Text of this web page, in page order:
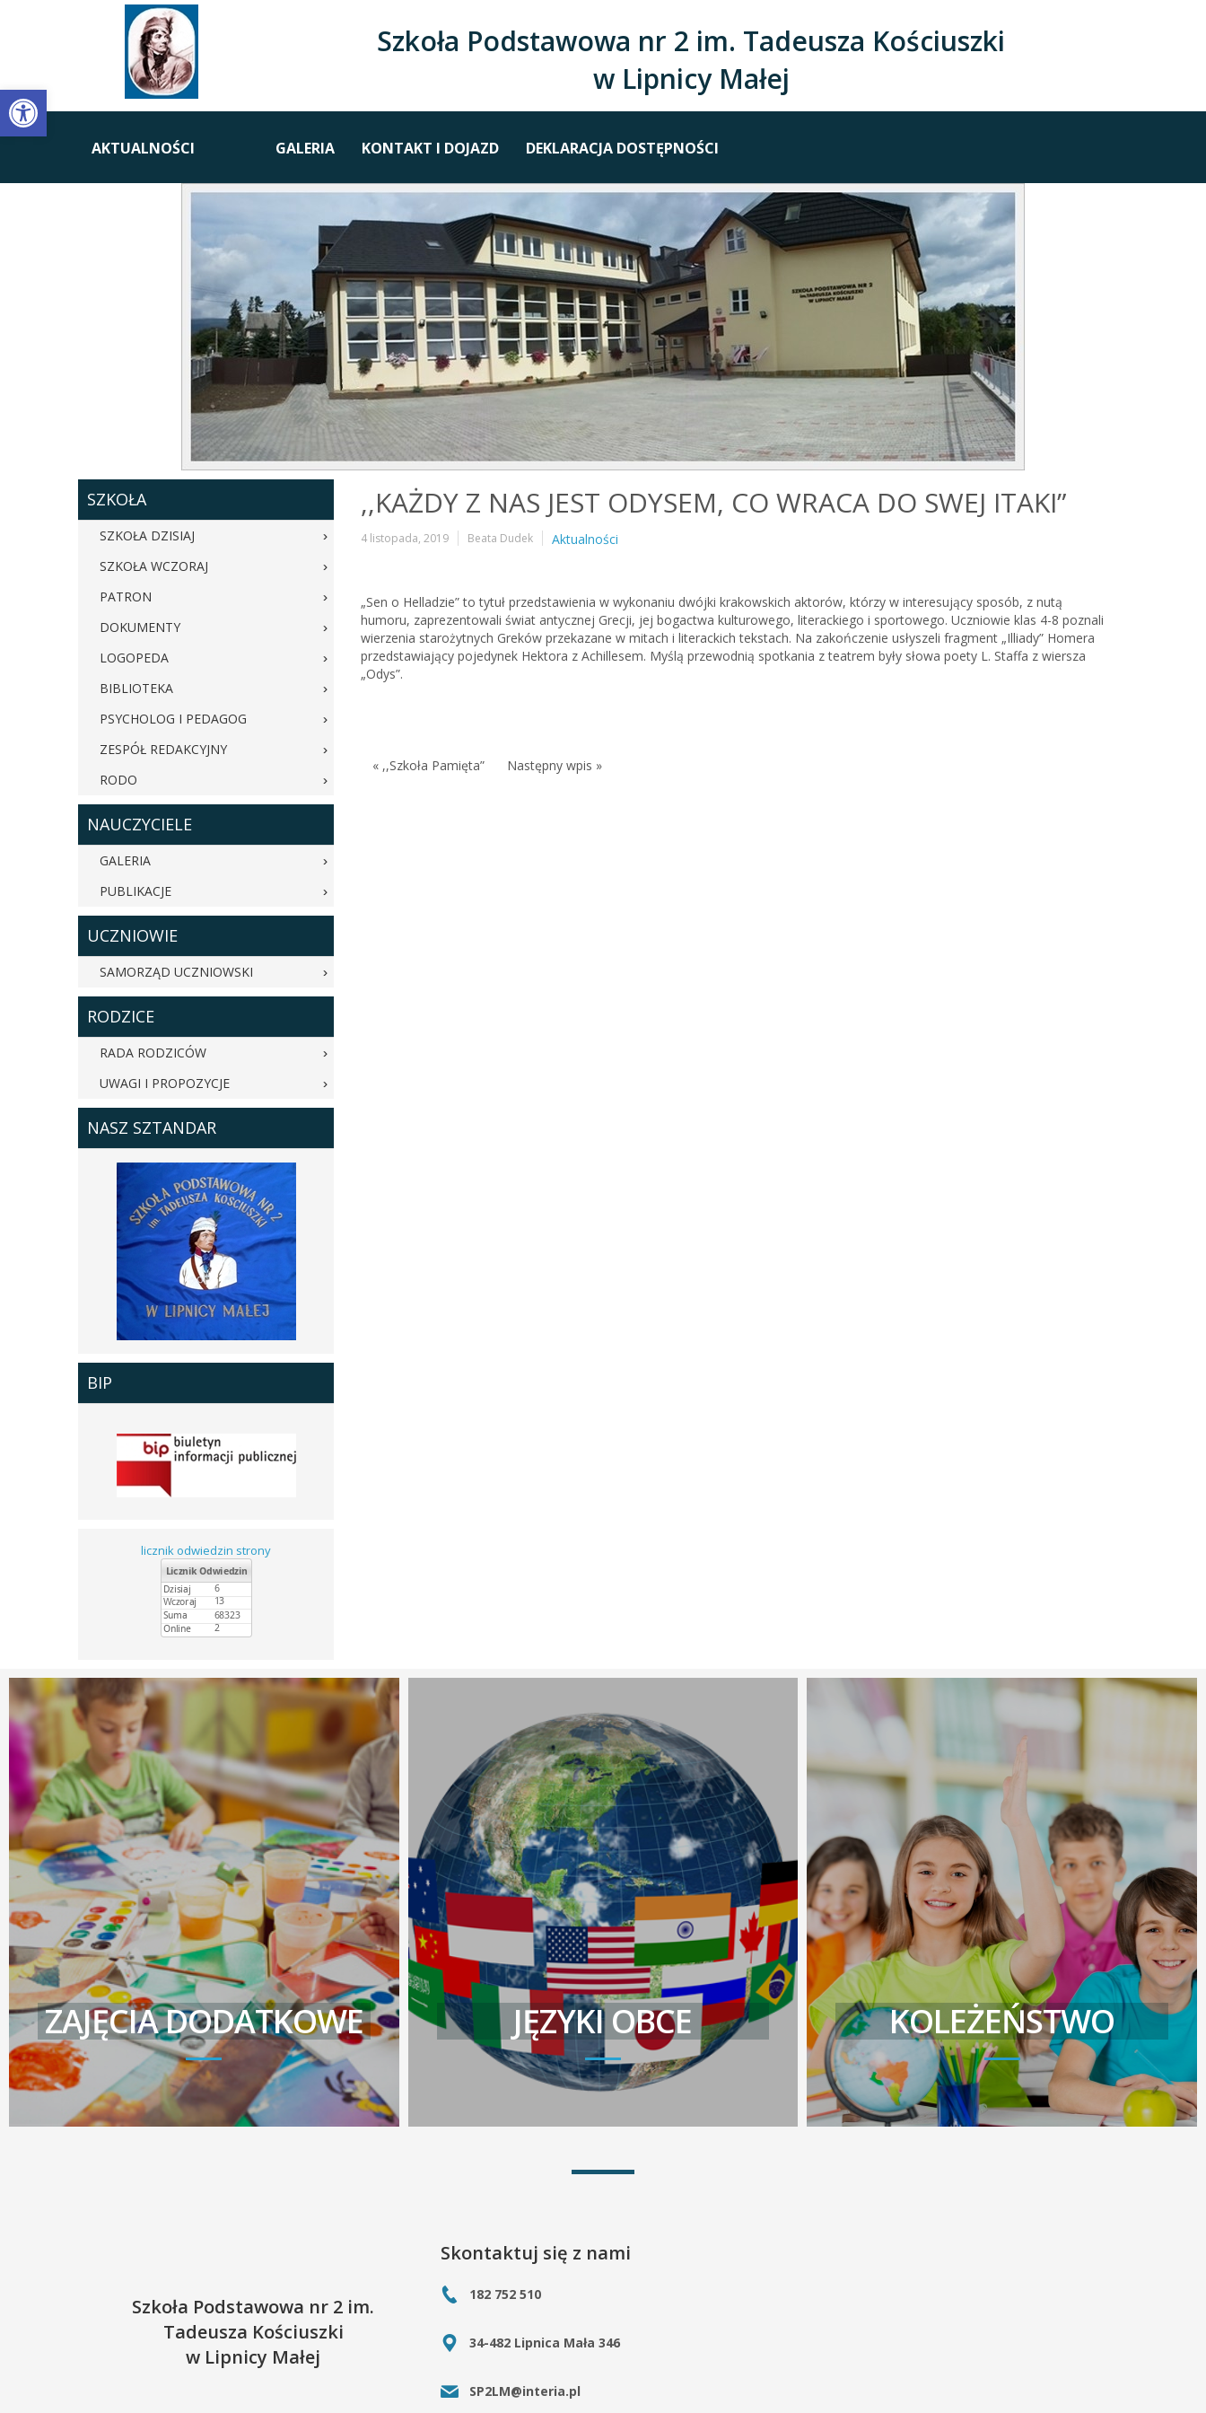
Open toolbar
Szkoła Podstawowa nr 2 im. Tadeusza Kościuszki
w Lipnicy Małej
AKTUALNOŚCI GALERIA KONTAKT I DOJAZD DEKLARACJA DOSTĘPNOŚCI
SZKOŁA
SZKOŁA DZISIAJ
SZKOŁA WCZORAJ
PATRON
DOKUMENTY
LOGOPEDA
BIBLIOTEKA
PSYCHOLOG I PEDAGOG
ZESPÓŁ REDAKCYJNY
RODO
NAUCZYCIELE
GALERIA
PUBLIKACJE
UCZNIOWIE
SAMORZĄD UCZNIOWSKI
RODZICE
RADA RODZICÓW
UWAGI I PROPOZYCJE
NASZ SZTANDAR
BIP
licznik odwiedzin strony
,,KAŻDY Z NAS JEST ODYSEM, CO WRACA DO SWEJ ITAKI”
4 listopada, 2019 Beata Dudek Aktualności
„Sen o Helladzie” to tytuł przedstawienia w wykonaniu dwójki krakowskich aktorów, którzy w interesujący sposób, z nutą
humoru, zaprezentowali świat antycznej Grecji, jej bogactwa kulturowego, literackiego i sportowego. Uczniowie klas 4-8 poznali
wierzenia starożytnych Greków przekazane w mitach i literackich tekstach. Na zakończenie usłyszeli fragment „Illiady” Homera
przedstawiający pojedynek Hektora z Achillesem. Myślą przewodnią spotkania z teatrem były słowa poety L. Staffa z wiersza
„Odys”.
« ,,Szkoła Pamięta” Następny wpis »
ZAJĘCIA DODATKOWE JĘZYKI OBCE KOLEŻEŃSTWO
Szkoła Podstawowa nr 2 im.
Tadeusza Kościuszki
w Lipnicy Małej
Skontaktuj się z nami
182 752 510
34-482 Lipnica Mała 346
SP2LM@interia.pl